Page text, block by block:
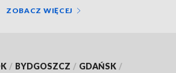
ZOBACZ WIĘCEJ
/ BYDGOSZCZ / GDAŃSK /